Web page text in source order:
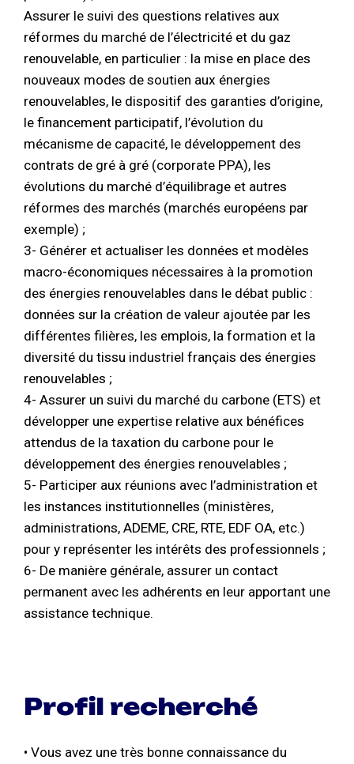
Assurer le suivi des questions relatives aux
réformes du marché de l’électricité et du gaz
renouvelable, en particulier : la mise en place des
nouveaux modes de soutien aux énergies
renouvelables, le dispositif des garanties d’origine,
le financement participatif, l’évolution du
mécanisme de capacité, le développement des
contrats de gré à gré (corporate PPA), les
évolutions du marché d’équilibrage et autres
réformes des marchés (marchés européens par
exemple) ;
3- Générer et actualiser les données et modèles
macro-économiques nécessaires à la promotion
des énergies renouvelables dans le débat public :
données sur la création de valeur ajoutée par les
différentes filières, les emplois, la formation et la
diversité du tissu industriel français des énergies
renouvelables ;
4- Assurer un suivi du marché du carbone (ETS) et
développer une expertise relative aux bénéfices
attendus de la taxation du carbone pour le
développement des énergies renouvelables ;
5- Participer aux réunions avec l’administration et
les instances institutionnelles (ministères,
administrations, ADEME, CRE, RTE, EDF OA, etc.)
pour y représenter les intérêts des professionnels ;
6- De manière générale, assurer un contact
permanent avec les adhérents en leur apportant une
assistance technique.
Profil recherché
• Vous avez une très bonne connaissance du